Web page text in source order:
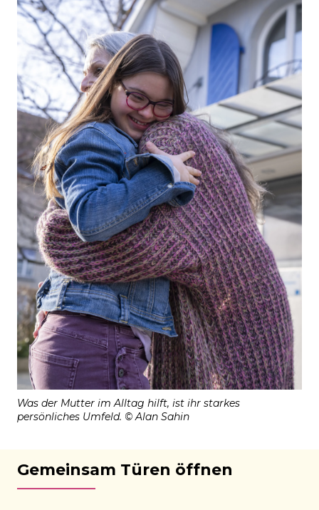
Was der Mutter im Alltag hilft, ist ihr starkes
persönliches Umfeld. © Alan Sahin
Gemeinsam Türen öffnen